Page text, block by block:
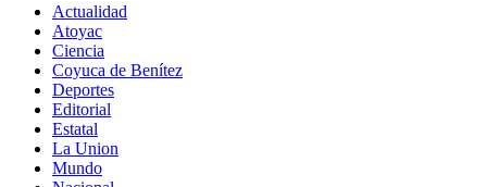
Actualidad
Atoyac
Ciencia
Coyuca de Benítez
Deportes
Editorial
Estatal
La Union
Mundo